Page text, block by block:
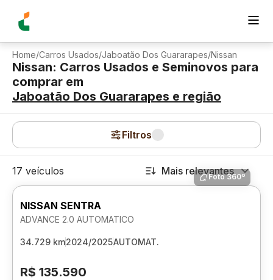
Home/Carros Usados/Jaboatão Dos Guararapes/Nissan
Nissan: Carros Usados e Seminovos para
comprar em
Jaboatão Dos Guararapes e região
Filtros
17 veículos Mais relevantes
Foto 360º
NISSAN SENTRA
ADVANCE 2.0 AUTOMATICO
34.729 km2024/2025AUTOMAT.
R$ 135.590